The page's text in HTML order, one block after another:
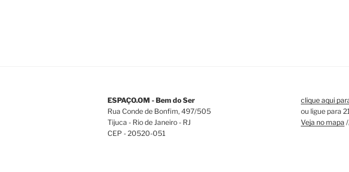
ESPAÇO.OM - Bem do Ser
Rua Conde de Bonfim, 497/505
Tijuca - Rio de Janeiro - RJ
CEP - 20520-051
clique aqui
ou ligue para
Veja no mapa